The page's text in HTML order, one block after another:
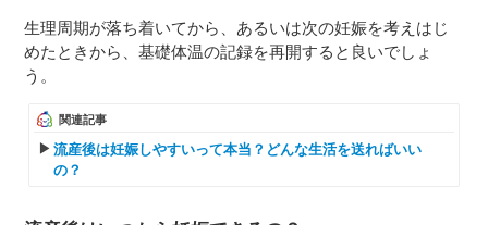
生理周期が落ち着いてから、あるいは次の妊娠を考えはじ
めたときから、基礎体温の記録を再開すると良いでしょ
う。
関連記事
流産後は妊娠しやすいって本当？どんな生活を送ればいい
の？